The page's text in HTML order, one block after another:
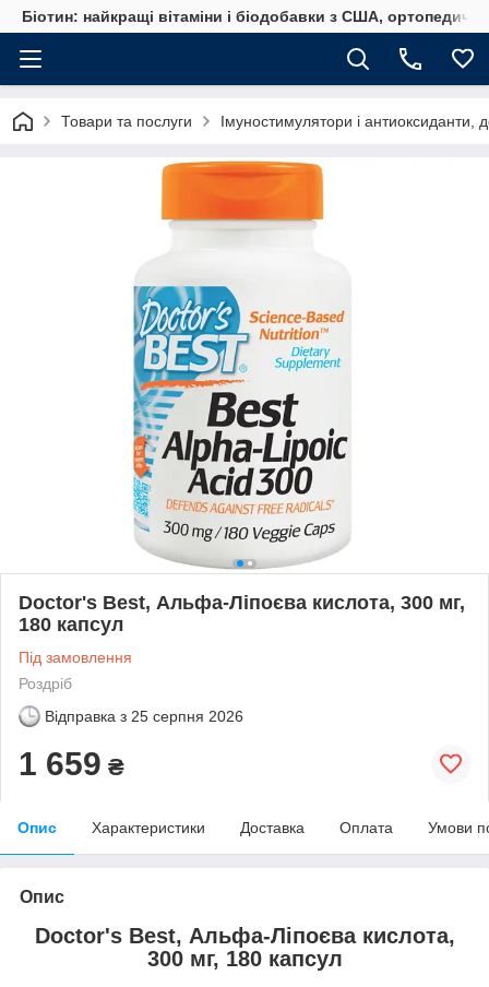
Біотин: найкращі вітаміни і біодобавки з США,
Товари та послуги Імуностимулятори і антиоксиданти,
Doctor's Best, Альфа-Ліпоєва кислота, 300 мг,
180 капсул
Під замовлення
Роздріб
Відправка з 25 серпня 2026
1 659 ₴
Опис Характеристики Доставка Оплата Умови
Опис
Doctor's Best, Альфа-Ліпоєва кислота,
300 мг, 180 капсул